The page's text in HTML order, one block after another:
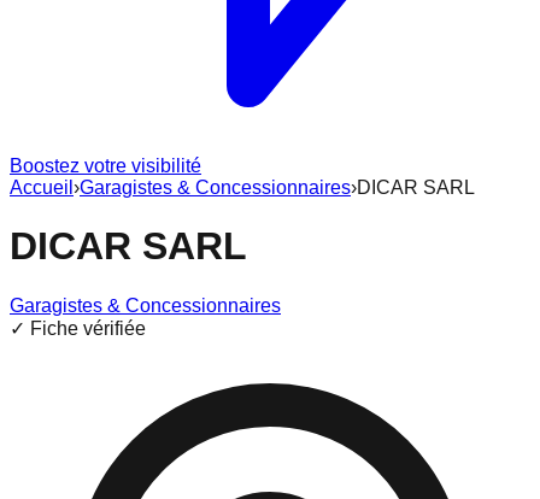
Boostez votre visibilité
Accueil ›Garagistes & Concessionnaires›DICAR SARL
DICAR SARL
Garagistes & Concessionnaires
✓ Fiche vérifiée